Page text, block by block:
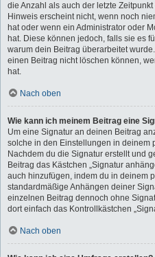
die Anzahl als auch der letzte
Hinweis erscheint nicht, wenn noch
hat oder wenn ein Administrator oder
hat. Diese können jedoch, falls sie es
warum dein Beitrag überarbeitet
einen Beitrag nicht löschen können,
hat.
Nach oben
Wie kann ich meinem Beitrag eine
Um eine Signatur an deinen Beitrag
solche in den Einstellungen in deinem
Nachdem du die Signatur erstellt und
Beitrag das Kästchen „Signatur
auch hinzufügen, indem du in deinem
standardmäßige Anhängen deiner
einzelnen Beitrag dennoch ohne
dort einfach das Kontrollkästchen
Nach oben